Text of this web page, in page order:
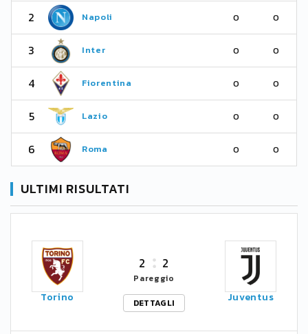
2 Napoli 0 0
3 Inter 0 0
4 Fiorentina 0 0
5 Lazio 0 0
6 Roma 0 0
ULTIMI RISULTATI
Torino
2 2
Pareggio
DETTAGLI
Juventus